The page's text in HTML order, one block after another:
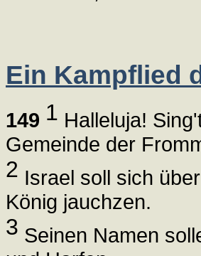
Ein Kampflied
149 1 Halleluja!
Gemeinde der
2 Israel soll sich
König jauchzen.
3 Seinen Namen